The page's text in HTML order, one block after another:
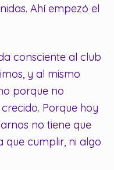
Ahí empezó el
consciente al club
y al mismo
porque no
Porque hoy
no tiene que
que cumplir, ni algo